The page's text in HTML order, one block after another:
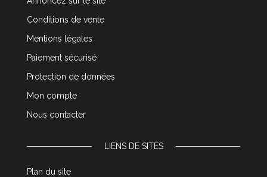
Conditions de vente
Mentions légales
Paiement sécurisé
Protection de données
Mon compte
Nous contacter
LIENS DE SITES
Plan du site